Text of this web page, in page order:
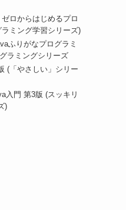
ロからはじめるプロ
ミング学習シリーズ)
ふりがなプログラミ
ラミングシリーズ
(「やさしい」シリー
入門 第3版 (スッキリ
)